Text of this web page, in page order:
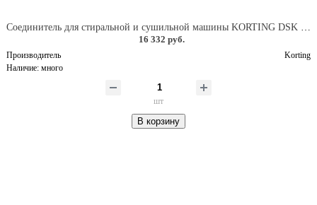
Соединитель для стиральной и сушильной машины KORTING DSK 355 GR
16 332 руб.
Производитель
Korting
Наличие: много
шт
В корзину